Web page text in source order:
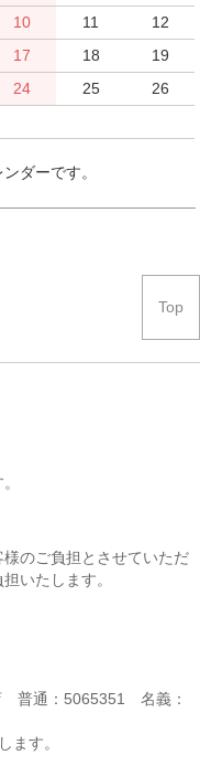
10 11
12
17 18
19
24 25
26
ダーです。
Top
のご負担とさせていただ
いたします。
普通：5065351 名義：
ます。